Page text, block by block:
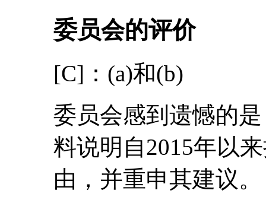
委员会的评价
[C]：(a)和(b)
委员会感到遗憾的
料说明自2015年以
由，并重申其建议。